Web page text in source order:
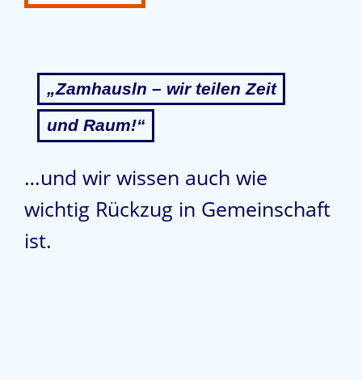
„Zamhausln – wir teilen Zeit
und Raum!“
…und wir wissen auch wie
wichtig Rückzug in Gemeinschaft
ist.